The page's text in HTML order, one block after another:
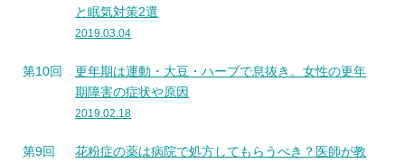
と眠気対策2選
2019.03.04
第10回
更年期は運動・大豆・ハーブで息抜き。女性の更年
期障害の症状や原因
2019.02.18
第9回 花粉症の薬は病院で処方してもらうべき？医師が教